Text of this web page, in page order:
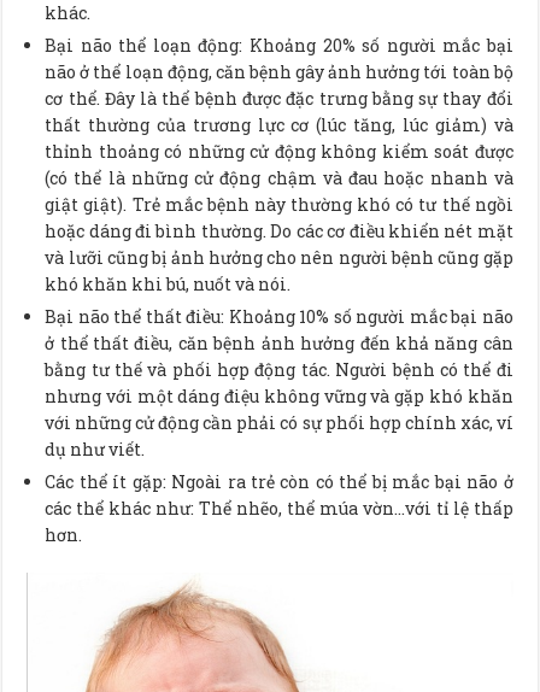
khác.
Bại não thể loạn động: Khoảng 20% số người mắc bại
não ở thể loạn động, căn bệnh gây ảnh hưởng tới toàn bộ
cơ thể. Đây là thể bệnh được đặc trưng bằng sự thay đổi
thất thường của trương lực cơ (lúc tăng, lúc giảm) và
thỉnh thoảng có những cử động không kiểm soát được
(có thể là những cử động chậm và đau hoặc nhanh và
giật giật). Trẻ mắc bệnh này thường khó có tư thế ngồi
hoặc dáng đi bình thường. Do các cơ điều khiển nét mặt
và lưỡi cũng bị ảnh hưởng cho nên người bệnh cũng gặp
khó khăn khi bú, nuốt và nói.
Bại não thể thất điều: Khoảng 10% số người mắc bại não
ở thể thất điều, căn bệnh ảnh hưởng đến khả năng cân
bằng tư thế và phối hợp động tác. Người bệnh có thể đi
nhưng với một dáng điệu không vững và gặp khó khăn
với những cử động cần phải có sự phối hợp chính xác, ví
dụ như viết.
Các thể ít gặp: Ngoài ra trẻ còn có thể bị mắc bại não ở
các thể khác như: Thể nhẽo, thể múa vờn…với tỉ lệ thấp
hơn.